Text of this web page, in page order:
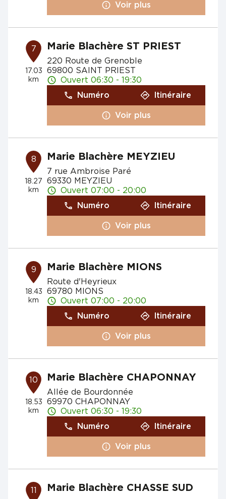
Voir plus
7
17.03
km
Marie Blachère ST PRIEST
220 Route de Grenoble
69800 SAINT PRIEST
Ouvert 06:30 - 19:30
Numéro
Itinéraire
Voir plus
8
18.27
km
Marie Blachère MEYZIEU
7 rue Ambroise Paré
69330 MEYZIEU
Ouvert 07:00 - 20:00
Numéro
Itinéraire
Voir plus
9
18.43
km
Marie Blachère MIONS
Route d'Heyrieux
69780 MIONS
Ouvert 07:00 - 20:00
Numéro
Itinéraire
Voir plus
10
18.53
km
Marie Blachère CHAPONNAY
Allée de Bourdonnée
69970 CHAPONNAY
Ouvert 06:30 - 19:30
Numéro
Itinéraire
Voir plus
11 Marie Blachère CHASSE SUD